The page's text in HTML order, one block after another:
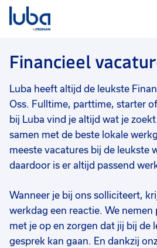
Vacatures
Over ons
Voor werkgevers
Contact
Financieel
Luba heeft altijd de leukste
Oss. Fulltime, parttime, starter
bij Luba vind je altijd wat je
samen met de beste lokale
meeste vacatures bij de leukste
daardoor is er altijd passend
Wanneer je bij ons solliciteert,
werkdag een reactie. We
met je op en zorgen dat jij bij de
gesprek kan gaan. En dankzij
Filter vacatures
Vakgebied 0
Opleidingsniveau
Uren per week 0